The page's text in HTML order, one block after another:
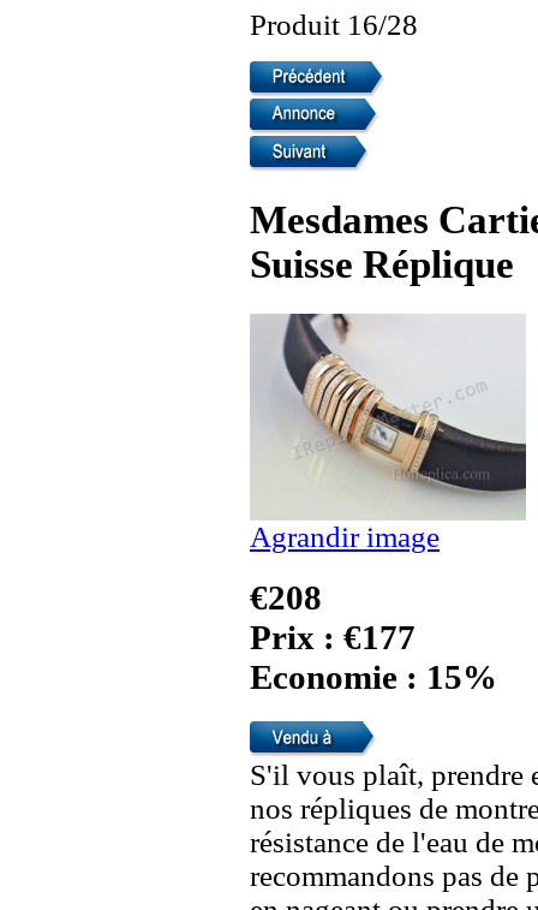
Produit 16/28
Mesdames
Suisse Réplique
Agrandir image
€208
Prix : €177
Economie : 15%
S'il vous plaît, prendre
nos répliques de
résistance de l'eau de
recommandons pas de